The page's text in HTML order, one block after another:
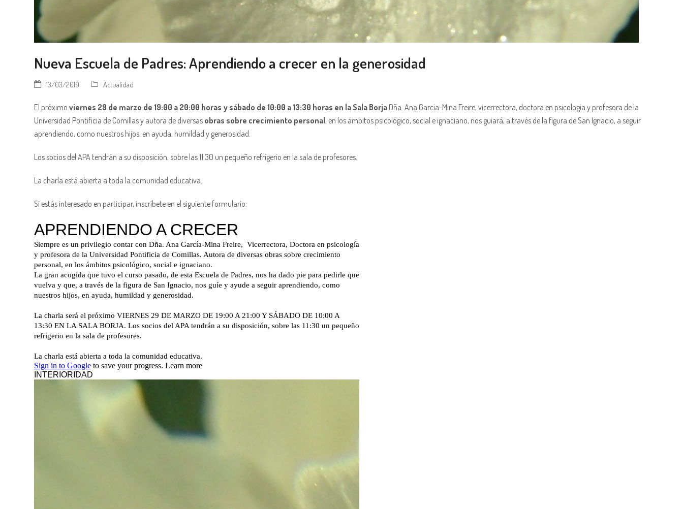
Nueva Escuela de Padres: Aprendiendo a crecer en la generosidad
13/03/2019 Actualidad
El próximoviernes 29 de marzo de 19:00 a 20:00 horas y sábado de 10:00 a 13:30 horas en la Sala Borja Dña. Ana García-Mina Freire, vicerrectora, doctora en psicología y profesora de la
Universidad Pontificia de Comillas y autora de diversas obras sobre crecimiento personal, en los ámbitos psicológico, social e ignaciano, nos guiará, a través de la figura de San Ignacio, a seguir
aprendiendo, como nuestros hijos, en ayuda, humildad y generosidad.
Los socios del APA tendrán a su disposición, sobre las 11:30 un pequeño refrigerio en la sala de profesores.
La charla está abierta a toda la comunidad educativa.
Si estás interesado en participar, inscríbete en el siguiente formulario: